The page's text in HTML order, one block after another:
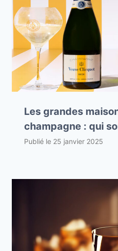
Les grandes
champagne : qui
Publié le 25 janvier 2025